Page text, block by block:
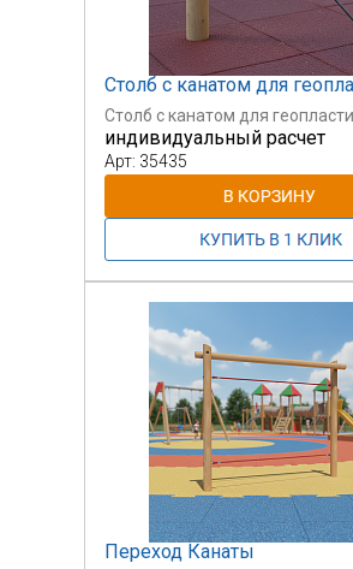
Столб с канатом для
Столб с канатом для
индивидуальный расчет
Арт: 35435
Переход Канаты